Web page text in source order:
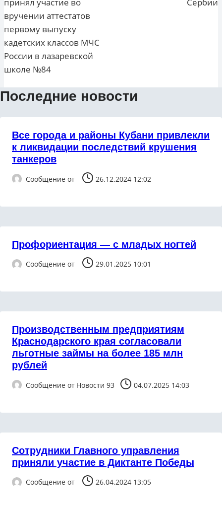
вручении аттестатов
первому выпуску
кадетских классов МЧС
России в лазаревской
школе №84
Последние новости
Все города и районы Кубани привлекли
к ликвидации последствий крушения
танкеров
Сообщение от 26.12.2024 12:02
Профориентация — с младых ногтей
Сообщение от 29.01.2025 10:01
Производственным предприятиям
Краснодарского края согласовали
льготные займы на более 185 млн
рублей
Сообщение от Новости 93 04.07.2025 14:03
Сотрудники Главного управления
приняли участие в Диктанте Победы
Сообщение от 26.04.2024 13:05